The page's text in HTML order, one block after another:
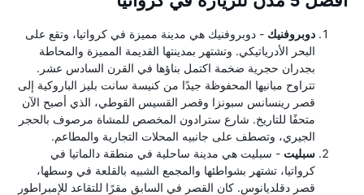
دوبروفنيك - دوبروفنيك هي مدينة مميزة في كرواتيا، وتقع على
البحر الأدرياتيكي. وتشتهر بمدينتها القديمة المميزة والمحاطة
بجدران حجرية ضخمة اكتمل بناؤها في القرن السادس عشر.
تتراوح مبانيها المحفوظة جيدًا من كنيسة سانت بليز الباروكية إلى
قصر رينسانس سبونزا وقصر القسيس القوطي، الذي أصبح الآن
متحفًا للتاريخ. شارع سترادون المخصص للمشاة مرصوف بالحجر
الجيري، وتصطف على جانبيه المحلات التجارية والمطاعم.
سبليت - سبليت هي مدينة ساحلية في منطقة دالماتيا في
كرواتيا، تشتهر بشواطئها والمجمع الشبيه بالقلعة في وسطها،
قصر دقلديانوس. كان القصر في السابق مقرًا للتقاعد للإمبراطور